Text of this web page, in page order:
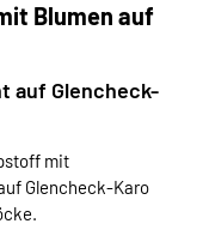
Blumen auf
auf Glencheck-
mit
Glencheck-Karo